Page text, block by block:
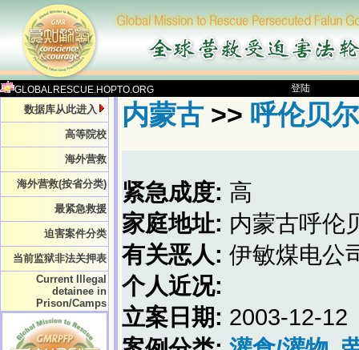
GLOBALRESCUE.HOPTO.ORG 登陆
数据库从此进入
高等院校
海外营救
海外营救(按省分类)
最紧急救援
迫害案件分类
当前监狱非法关押表
Current Illegal
detainee in
Prison/Camps
内蒙古 >> 呼伦贝
紧急成度: 高
家庭地址: 内蒙古呼伦
有关恶人: 伊敏煤电公
个人近况:
立案日期: 2003-12-12